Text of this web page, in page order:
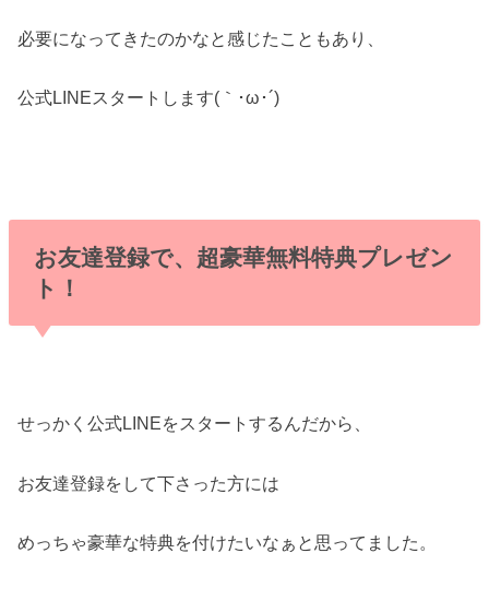
必要になってきたのかなと感じたこともあり、
公式LINEスタートします(｀･ω･´)ゞ
お友達登録で、超豪華無料特典プレゼン
ト！
せっかく公式LINEをスタートするんだから、
お友達登録をして下さった方には
めっちゃ豪華な特典を付けたいなぁと思ってました。